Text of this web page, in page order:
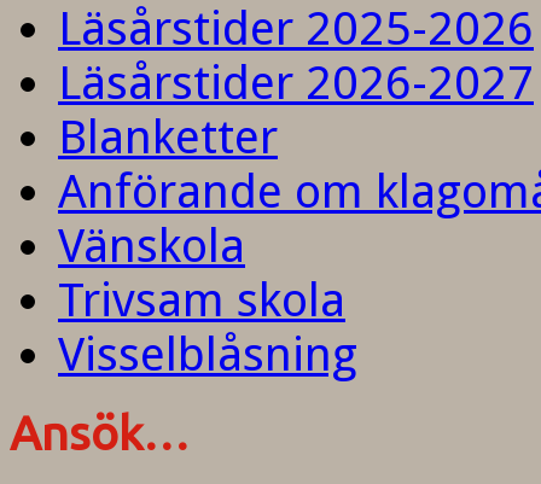
Läsårstider 2025-2026
Läsårstider 2026-2027
Blanketter
Anförande om
Vänskola
Trivsam skola
Visselblåsning
Ansök…